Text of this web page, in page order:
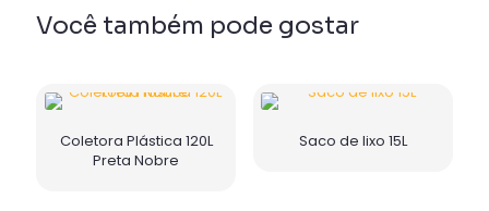
Você também pode gostar
Coletora Plástica 120L
Preta Nobre
Saco de lixo 15L